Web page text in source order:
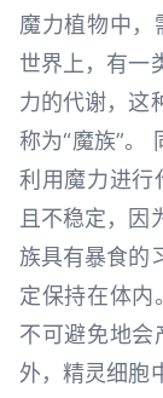
魔力植物中，
世界上，有一
力的代谢，这
称为“魔族”。
利用魔力进行
且不稳定，因
族具有暴食的
定保持在体内
不可避免地会
外，精灵细胞